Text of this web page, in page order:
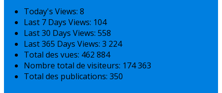
Today's Views: 8
Last 7 Days Views: 104
Last 30 Days Views: 558
Last 365 Days Views: 3 224
Total des vues: 462 884
Nombre total de visiteurs: 174 363
Total des publications: 350